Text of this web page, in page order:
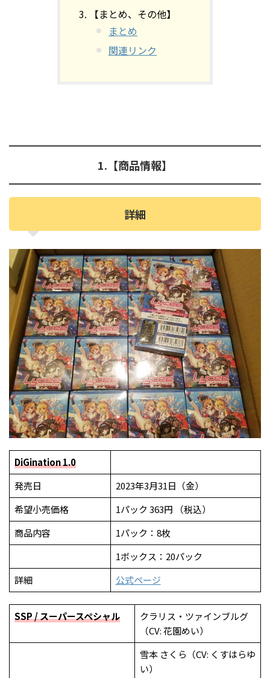
【まとめ、その他】
まとめ
関連リンク
1.【商品情報】
詳細
DiGination 1.0
発売日
2023年3月31日（金）
希望小売価格
1パック 363円 （税込）
商品内容
1パック：8枚
1ボックス：20パック
詳細
公式ページ
SSP / スーパースペシャル
クラリス・ツァインブルグ
（CV: 花園めい）
雪本 さくら（CV: くすはらゆ
い）